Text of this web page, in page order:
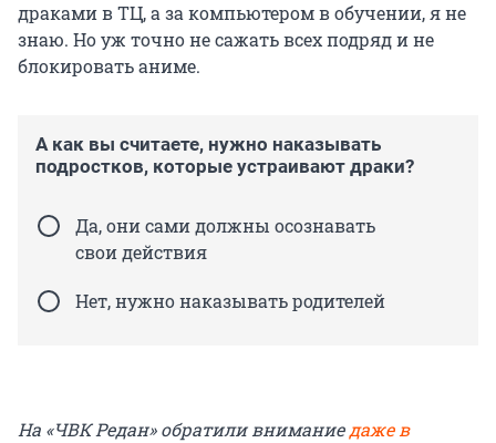
драками в ТЦ, а за компьютером в обучении, я не
знаю. Но уж точно не сажать всех подряд и не
блокировать аниме.
А как вы считаете, нужно наказывать
подростков, которые устраивают драки?
Да, они сами должны осознавать
свои действия
Нет, нужно наказывать родителей
На «ЧВК Редан» обратили вниманиедаже в